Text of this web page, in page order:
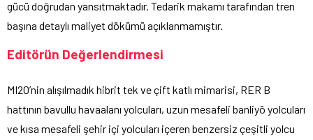
gücü doğrudan yansıtmaktadır. Tedarik makamı tarafından tren
başına detaylı maliyet dökümü açıklanmamıştır.
Editörün Değerlendirmesi
MI20’nin alışılmadık hibrit tek ve çift katlı mimarisi, RER B
hattının bavullu havaalanı yolcuları, uzun mesafeli banliyö yolcuları
ve kısa mesafeli şehir içi yolcuları içeren benzersiz çeşitli yolcu